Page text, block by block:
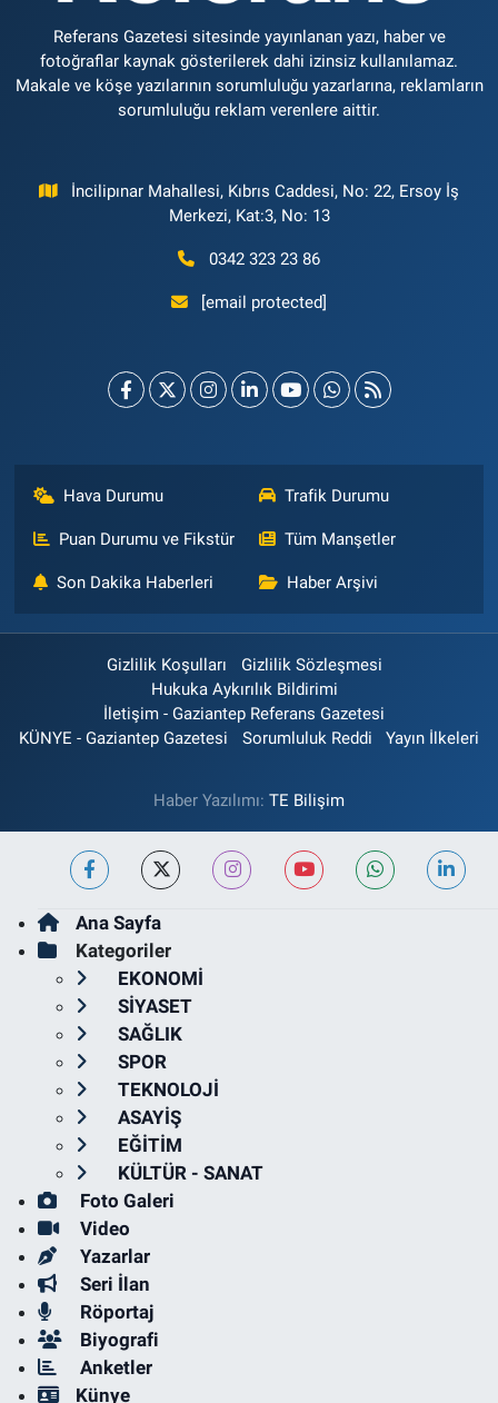
Referans Gazetesi sitesinde yayınlanan yazı, haber ve
fotoğraflar kaynak gösterilerek dahi izinsiz kullanılamaz.
Makale ve köşe yazılarının sorumluluğu yazarlarına, reklamların
sorumluluğu reklam verenlere aittir.
İncilipınar Mahallesi, Kıbrıs Caddesi, No: 22, Ersoy İş
Merkezi, Kat:3, No: 13
0342 323 23 86
[email protected]
Hava Durumu Trafik Durumu
Puan Durumu ve Fikstür Tüm Manşetler
Son Dakika Haberleri Haber Arşivi
Gizlilik Koşulları
Gizlilik Sözleşmesi
Hukuka Aykırılık Bildirimi
İletişim - Gaziantep Referans Gazetesi
KÜNYE - Gaziantep Gazetesi
Sorumluluk Reddi Yayın İlkeleri
Haber Yazılımı: TE Bilişim
Ana Sayfa
Kategoriler
EKONOMİ
SİYASET
SAĞLIK
SPOR
TEKNOLOJİ
ASAYİŞ
EĞİTİM
KÜLTÜR - SANAT
Foto Galeri
Video
Yazarlar
Seri İlan
Röportaj
Biyografi
Anketler
Künye